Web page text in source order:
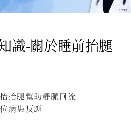
識-關於睡前抬腿
抬腿幫助靜脈回流
病患反應